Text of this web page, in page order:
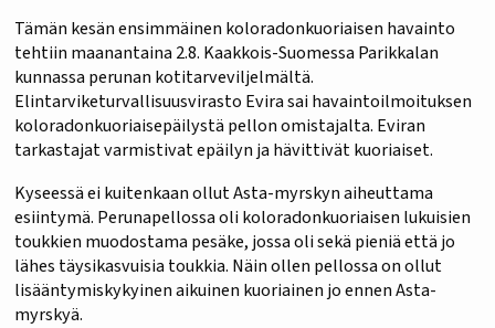
Tämän kesän ensimmäinen koloradonkuoriaisen havainto
tehtiin maanantaina 2.8. Kaakkois-Suomessa Parikkalan
kunnassa perunan kotitarveviljelmältä.
Elintarviketurvallisuusvirasto Evira sai havaintoilmoituksen
koloradonkuoriaisepäilystä pellon omistajalta. Eviran
tarkastajat varmistivat epäilyn ja hävittivät kuoriaiset.
Kyseessä ei kuitenkaan ollut Asta-myrskyn aiheuttama
esiintymä. Perunapellossa oli koloradonkuoriaisen lukuisien
toukkien muodostama pesäke, jossa oli sekä pieniä että jo
lähes täysikasvuisia toukkia. Näin ollen pellossa on ollut
lisääntymiskykyinen aikuinen kuoriainen jo ennen Asta-
myrskyä.